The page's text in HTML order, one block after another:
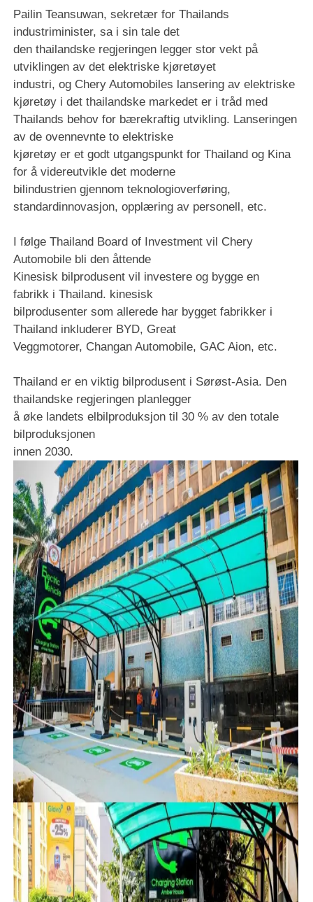
Pailin Teansuwan, sekretær for Thailands
industriminister, sa i sin tale det
den thailandske regjeringen legger stor vekt på
utviklingen av det elektriske kjøretøyet
industri, og Chery Automobiles lansering av elektriske
kjøretøy i det thailandske markedet er i tråd med
Thailands behov for bærekraftig utvikling. Lanseringen
av de ovennevnte to elektriske
kjøretøy er et godt utgangspunkt for Thailand og Kina
for å videreutvikle det moderne
bilindustrien gjennom teknologioverføring,
standardinnovasjon, opplæring av personell, etc.
I følge Thailand Board of Investment vil Chery
Automobile bli den åttende
Kinesisk bilprodusent vil investere og bygge en
fabrikk i Thailand. kinesisk
bilprodusenter som allerede har bygget fabrikker i
Thailand inkluderer BYD, Great
Veggmotorer, Changan Automobile, GAC Aion, etc.
Thailand er en viktig bilprodusent i Sørøst-Asia. Den
thailandske regjeringen planlegger
å øke landets elbilproduksjon til 30 % av den totale
bilproduksjonen
innen 2030.